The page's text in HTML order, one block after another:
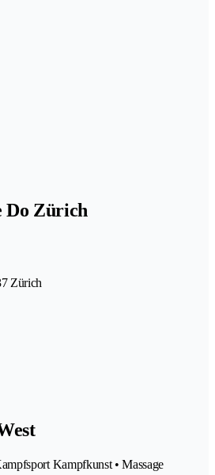
Do Zürich
Zürich
Kampfkunst • Massage